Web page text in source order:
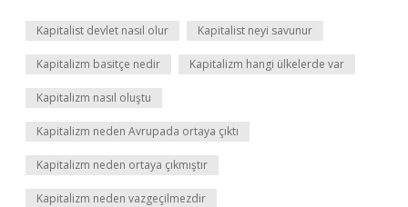
Kapitalist devlet nasıl olur Kapitalist neyi savunur
Kapitalizm basitçe nedir Kapitalizm hangi ülkelerde var
Kapitalizm nasıl oluştu
Kapitalizm neden Avrupada ortaya çıktı
Kapitalizm neden ortaya çıkmıştır
Kapitalizm neden vazgeçilmezdir